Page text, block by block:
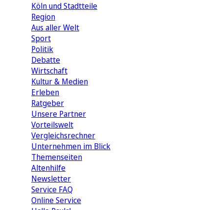
Köln und Stadtteile
Region
Aus aller Welt
Sport
Politik
Debatte
Wirtschaft
Kultur & Medien
Erleben
Ratgeber
Unsere Partner
Vorteilswelt
Vergleichsrechner
Unternehmen im Blick
Themenseiten
Altenhilfe
Newsletter
Service FAQ
Online Service